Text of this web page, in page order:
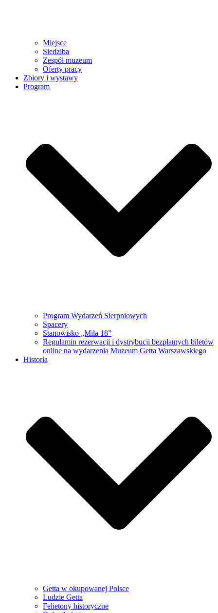
Miejsce
Siedziba
Zespół muzeum
Oferty pracy
Zbiory i wystawy
Program
Program Wydarzeń Sierpniowych
Spacery
Stanowisko „Miła 18”
Regulamin rezerwacji i dystrybucji bezpłatnych biletów
online na wydarzenia Muzeum Getta Warszawskiego
Historia
Getta w okupowanej Polsce
Ludzie Getta
Felietony historyczne